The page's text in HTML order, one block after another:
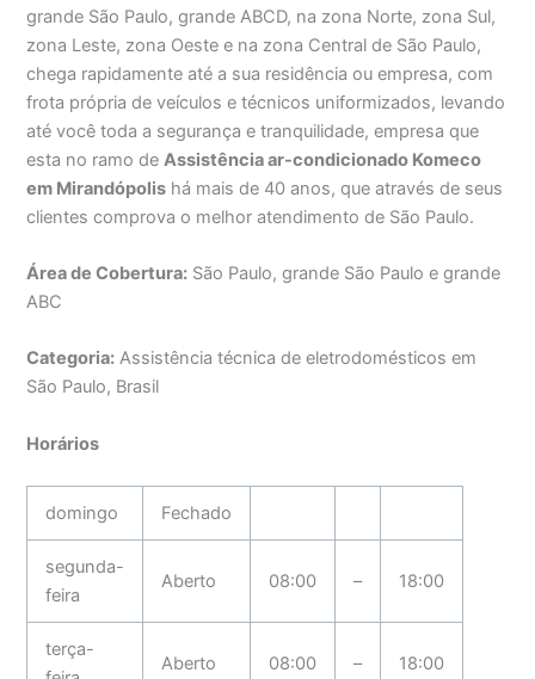
grande São Paulo, grande ABCD, na zona Norte, zona Sul,
zona Leste, zona Oeste e na zona Central de São Paulo,
chega rapidamente até a sua residência ou empresa, com
frota própria de veículos e técnicos uniformizados, levando
até você toda a segurança e tranquilidade, empresa que
esta no ramo deAssistência ar-condicionado Komeco
em Mirandópolis há mais de 40 anos, que através de seus
clientes comprova o melhor atendimento de São Paulo.
Área de Cobertura: São Paulo, grande São Paulo e grande
ABC
Categoria: Assistência técnica de eletrodomésticos em
São Paulo, Brasil
Horários
domingo Fechado
segunda-
feira
Aberto 08:00 – 18:00
terça-
Aberto 08:00 – 18:00